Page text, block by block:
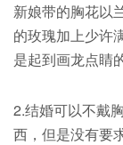
新娘带的胸花以
的玫瑰加上少许
是起到画龙点睛
2.结婚可以不戴
西，但是没有要